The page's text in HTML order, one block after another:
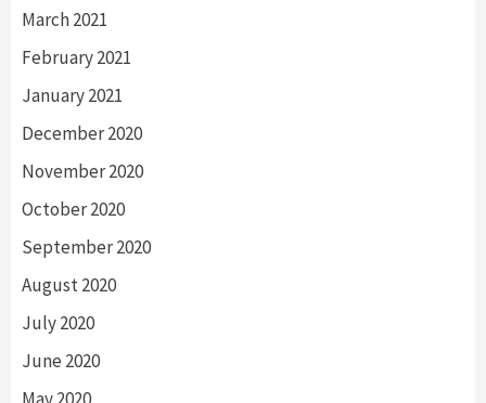
March 2021
February 2021
January 2021
December 2020
November 2020
October 2020
September 2020
August 2020
July 2020
June 2020